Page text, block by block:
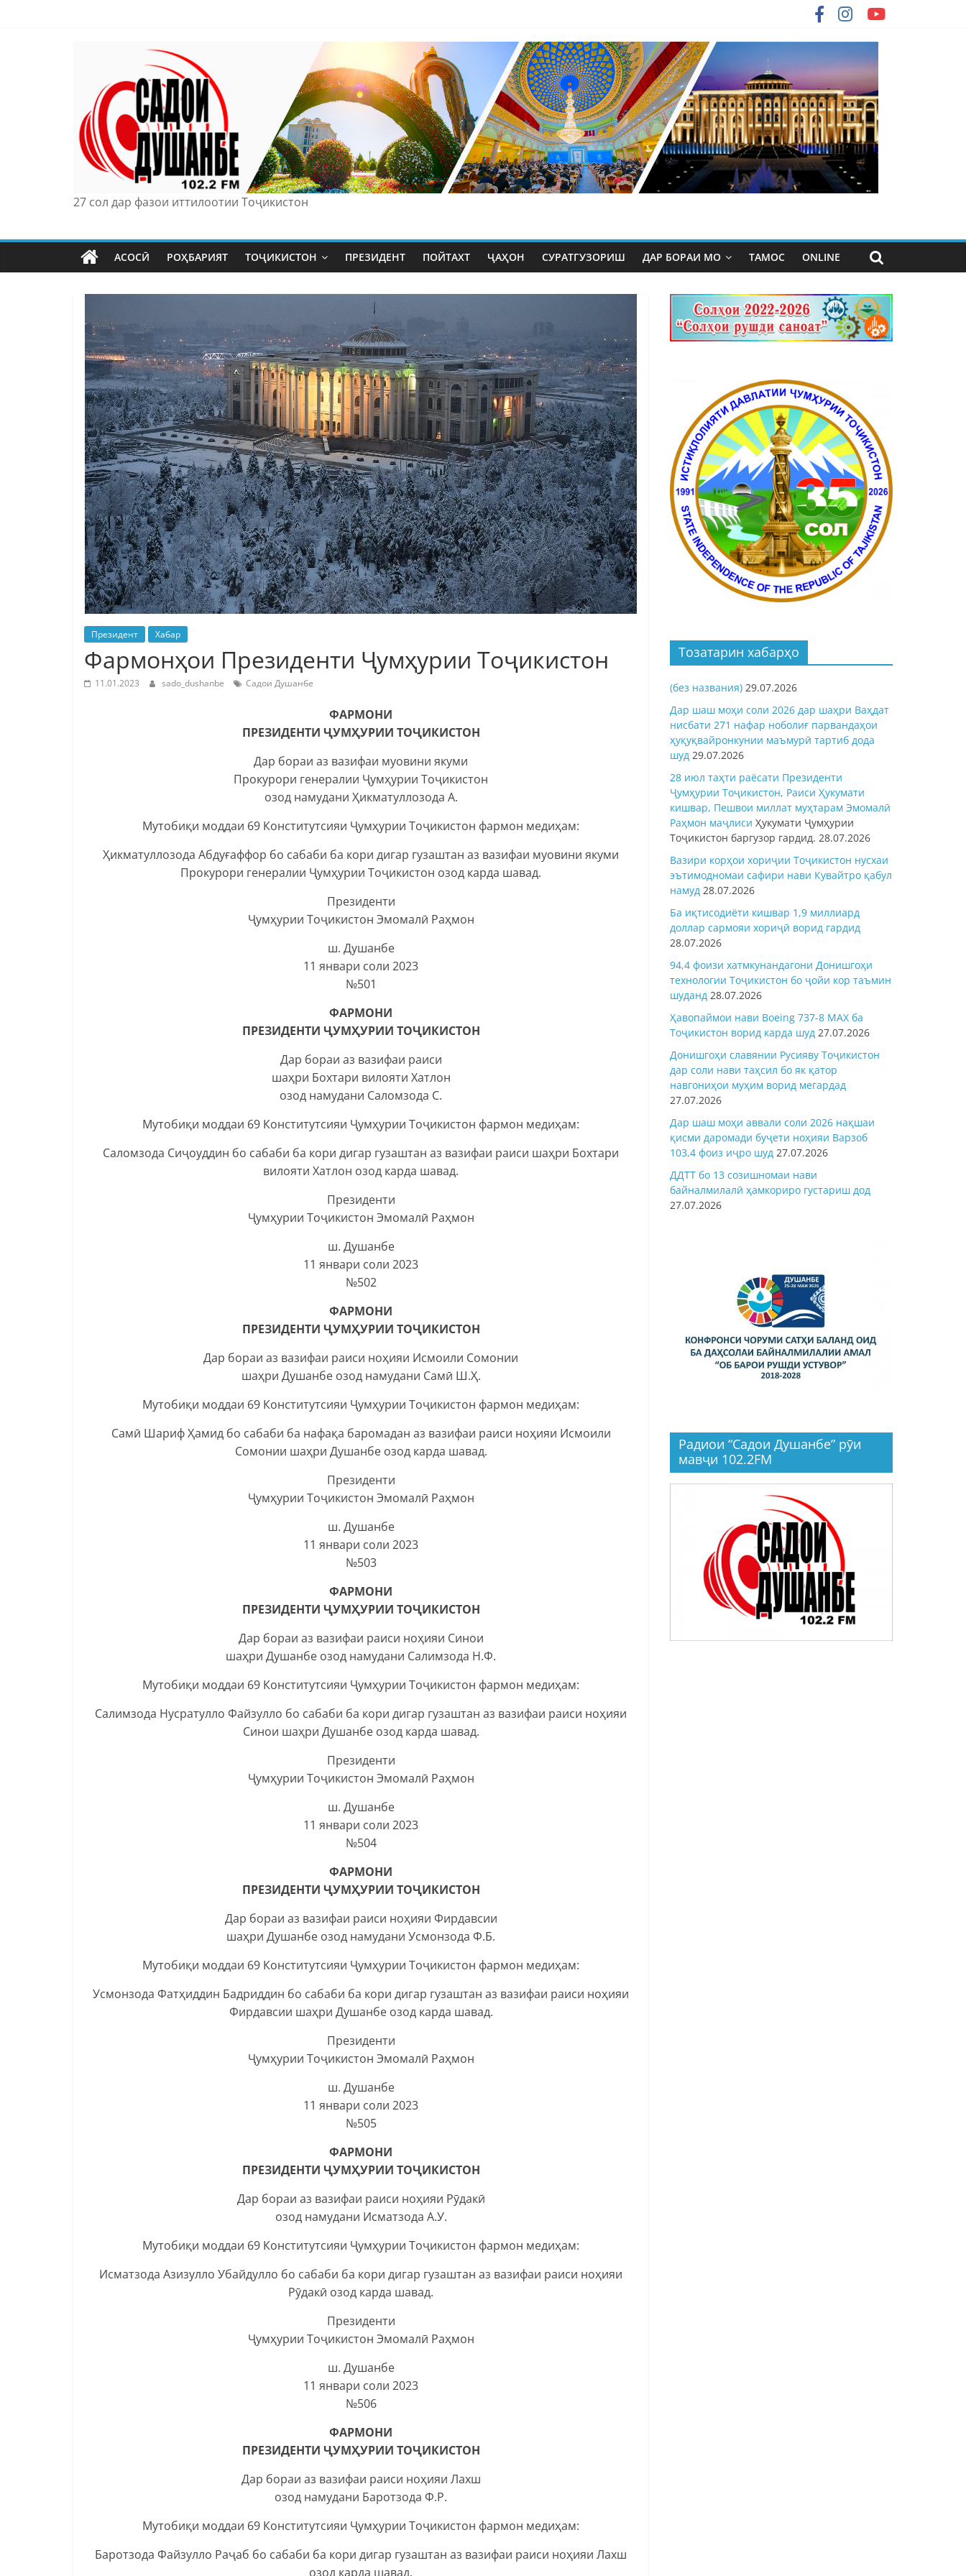
27 сол дар фазои иттилоотии Тоҷикистон
АСОСӢ РОҲБАРИЯТ ТОҶИКИСТОН ПРЕЗИДЕНТ ПОЙТАХТ ҶАҲОН СУРАТГУЗОРИШ ДАР БОРАИ МО ТАМОС ONLINE
Президент Хабар
Фармонҳои Президенти Ҷумҳурии Тоҷикистон
11.01.2023 sado_dushanbe Садои Душанбе
ФАРМОНИ
ПРЕЗИДЕНТИ ҶУМҲУРИИ ТОҶИКИСТОН
Дар бораи аз вазифаи муовини якуми
Прокурори генералии Ҷумҳурии Тоҷикистон
озод намудани Ҳикматуллозода А.
Мутобиқи моддаи 69 Конститутсияи Ҷумҳурии Тоҷикистон фармон медиҳам:
Ҳикматуллозода Абдуғаффор бо сабаби ба кори дигар гузаштан аз вазифаи муовини якуми
Прокурори генералии Ҷумҳурии Тоҷикистон озод карда шавад.
Президенти
Ҷумҳурии Тоҷикистон Эмомалӣ Раҳмон
ш. Душанбе
11 январи соли 2023
№501
ФАРМОНИ
ПРЕЗИДЕНТИ ҶУМҲУРИИ ТОҶИКИСТОН
Дар бораи аз вазифаи раиси
шаҳри Бохтари вилояти Хатлон
озод намудани Саломзода С.
Мутобиқи моддаи 69 Конститутсияи Ҷумҳурии Тоҷикистон фармон медиҳам:
Саломзода Сиҷоуддин бо сабаби ба кори дигар гузаштан аз вазифаи раиси шаҳри Бохтари
вилояти Хатлон озод карда шавад.
Президенти
Ҷумҳурии Тоҷикистон Эмомалӣ Раҳмон
ш. Душанбе
11 январи соли 2023
№502
ФАРМОНИ
ПРЕЗИДЕНТИ ҶУМҲУРИИ ТОҶИКИСТОН
Дар бораи аз вазифаи раиси ноҳияи Исмоили Сомонии
шаҳри Душанбе озод намудани Самӣ Ш.Ҳ.
Мутобиқи моддаи 69 Конститутсияи Ҷумҳурии Тоҷикистон фармон медиҳам:
Самӣ Шариф Ҳамид бо сабаби ба нафақа баромадан аз вазифаи раиси ноҳияи Исмоили
Сомонии шаҳри Душанбе озод карда шавад.
Президенти
Ҷумҳурии Тоҷикистон Эмомалӣ Раҳмон
ш. Душанбе
11 январи соли 2023
№503
ФАРМОНИ
ПРЕЗИДЕНТИ ҶУМҲУРИИ ТОҶИКИСТОН
Дар бораи аз вазифаи раиси ноҳияи Синои
шаҳри Душанбе озод намудани Салимзода Н.Ф.
Мутобиқи моддаи 69 Конститутсияи Ҷумҳурии Тоҷикистон фармон медиҳам:
Салимзода Нусратулло Файзулло бо сабаби ба кори дигар гузаштан аз вазифаи раиси ноҳияи
Синои шаҳри Душанбе озод карда шавад.
Президенти
Ҷумҳурии Тоҷикистон Эмомалӣ Раҳмон
ш. Душанбе
11 январи соли 2023
№504
ФАРМОНИ
ПРЕЗИДЕНТИ ҶУМҲУРИИ ТОҶИКИСТОН
Дар бораи аз вазифаи раиси ноҳияи Фирдавсии
шаҳри Душанбе озод намудани Усмонзода Ф.Б.
Мутобиқи моддаи 69 Конститутсияи Ҷумҳурии Тоҷикистон фармон медиҳам:
Усмонзода Фатҳиддин Бадриддин бо сабаби ба кори дигар гузаштан аз вазифаи раиси ноҳияи
Фирдавсии шаҳри Душанбе озод карда шавад.
Президенти
Ҷумҳурии Тоҷикистон Эмомалӣ Раҳмон
ш. Душанбе
11 январи соли 2023
№505
ФАРМОНИ
ПРЕЗИДЕНТИ ҶУМҲУРИИ ТОҶИКИСТОН
Дар бораи аз вазифаи раиси ноҳияи Рӯдакӣ
озод намудани Исматзода А.У.
Мутобиқи моддаи 69 Конститутсияи Ҷумҳурии Тоҷикистон фармон медиҳам:
Исматзода Азизулло Убайдулло бо сабаби ба кори дигар гузаштан аз вазифаи раиси ноҳияи
Рӯдакӣ озод карда шавад.
Президенти
Ҷумҳурии Тоҷикистон Эмомалӣ Раҳмон
ш. Душанбе
11 январи соли 2023
№506
ФАРМОНИ
ПРЕЗИДЕНТИ ҶУМҲУРИИ ТОҶИКИСТОН
Дар бораи аз вазифаи раиси ноҳияи Лахш
озод намудани Баротзода Ф.Р.
Мутобиқи моддаи 69 Конститутсияи Ҷумҳурии Тоҷикистон фармон медиҳам:
Баротзода Файзулло Раҷаб бо сабаби ба кори дигар гузаштан аз вазифаи раиси ноҳияи Лахш
озод карда шавад.
Тозатарин хабарҳо
(без названия) 29.07.2026
Дар шаш моҳи соли 2026 дар шаҳри Ваҳдат
нисбати 271 нафар ноболиғ парвандаҳои
ҳуқуқвайронкунии маъмурӣ тартиб дода
шуд 29.07.2026
28 июл таҳти раёсати Президенти
Ҷумҳурии Тоҷикистон, Раиси Ҳукумати
кишвар, Пешвои миллат муҳтарам Эмомалӣ
Раҳмон маҷлиси Ҳукумати Ҷумҳурии
Тоҷикистон баргузор гардид. 28.07.2026
Вазири корҳои хориҷии Тоҷикистон нусхаи
эътимодномаи сафири нави Кувайтро қабул
намуд 28.07.2026
Ба иқтисодиёти кишвар 1,9 миллиард
доллар сармояи хориҷӣ ворид гардид
28.07.2026
94,4 фоизи хатмкунандагони Донишгоҳи
технологии Тоҷикистон бо ҷойи кор таъмин
шуданд 28.07.2026
Ҳавопаймои нави Boeing 737-8 MAX ба
Тоҷикистон ворид карда шуд 27.07.2026
Донишгоҳи славянии Русияву Тоҷикистон
дар соли нави таҳсил бо як қатор
навгониҳои муҳим ворид мегардад
27.07.2026
Дар шаш моҳи аввали соли 2026 нақшаи
қисми даромади буҷети ноҳияи Варзоб
103,4 фоиз иҷро шуд 27.07.2026
ДДТТ бо 13 созишномаи нави
байналмилалӣ ҳамкориро густариш дод
27.07.2026
Радиои “Садои Душанбе” рӯи
мавҷи 102.2FM